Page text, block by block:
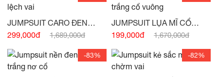
JUMPSUIT CARO ĐEN
TRẮNG LỆCH VAI -(HẾT
299,000đ 1,689,000đ
JUMPSUIT LỤA MĨ CỔ
VUÔNG XẾP LI NGỰC
199,000đ 1,670,000đ
-83% -82%